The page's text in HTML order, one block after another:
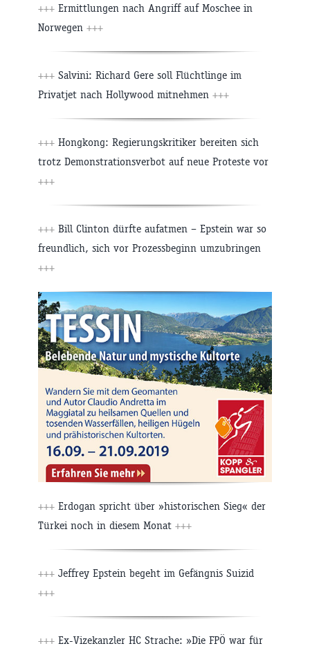
+++ Ermittlungen nach Angriff auf Moschee in
Norwegen +++
+++ Salvini: Richard Gere soll Flüchtlinge im
Privatjet nach Hollywood mitnehmen +++
+++ Hongkong: Regierungskritiker bereiten sich
trotz Demonstrationsverbot auf neue Proteste vor
+++
+++ Bill Clinton dürfte aufatmen – Epstein war so
freundlich, sich vor Prozessbeginn umzubringen
+++
+++ Erdogan spricht über »historischen Sieg« der
Türkei noch in diesem Monat +++
+++ Jeffrey Epstein begeht im Gefängnis Suizid
+++
+++ Ex-Vizekanzler HC Strache: »Die FPÖ war für